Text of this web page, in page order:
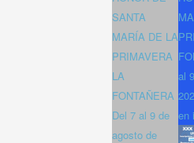
SANTA
MARÍA DE LA
PRIMAVERA
LA
FONTAÑERA
Del 7 al 9 de
agosto de
al
en